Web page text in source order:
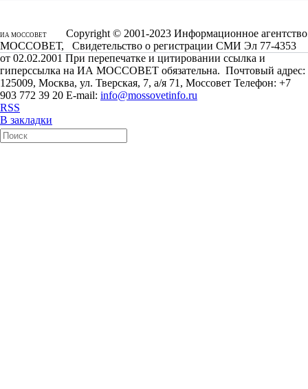
ИА МОССОВЕТ
Copyright © 2001-2023 Информационное агентство
МОССОВЕТ, Свидетельство о регистрации СМИ Эл 77-4353
от 02.02.2001 При перепечатке и цитировании ссылка и
гиперссылка на ИА МОССОВЕТ обязательна. Почтовый адрес:
125009, Москва, ул. Тверская, 7, а/я 71, Моссовет Телефон: +7
903 772 39 20 E-mail: info@mossovetinfo.ru
RSS
В закладки